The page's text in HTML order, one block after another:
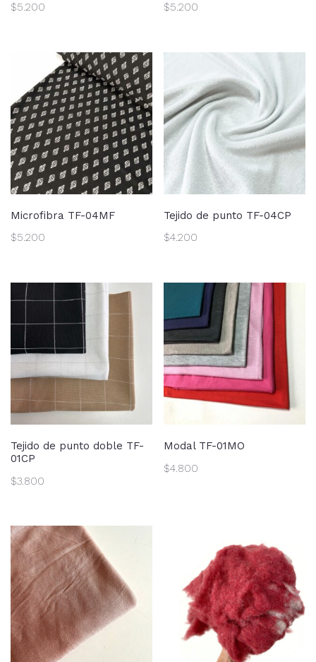
$5.200
$5.200
Microfibra TF-04MF
$5.200
Tejido de punto TF-04CP
$4.200
Tejido de punto doble TF-
01CP
$3.800
Modal TF-01MO
$4.800